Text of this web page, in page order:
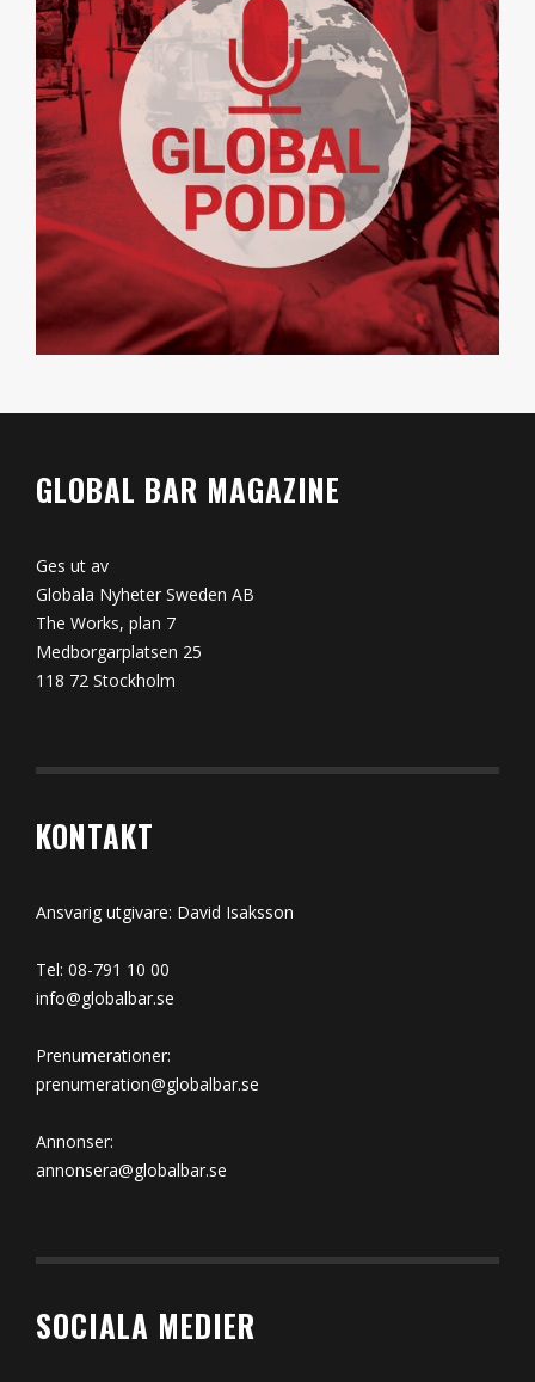
GLOBAL BAR MAGAZINE
Ges ut av
Globala Nyheter Sweden AB
The Works, plan 7
Medborgarplatsen 25
118 72 Stockholm
KONTAKT
Ansvarig utgivare: David Isaksson
Tel: 08-791 10 00
info@globalbar.se
Prenumerationer:
prenumeration@globalbar.se
Annonser:
annonsera@globalbar.se
SOCIALA MEDIER